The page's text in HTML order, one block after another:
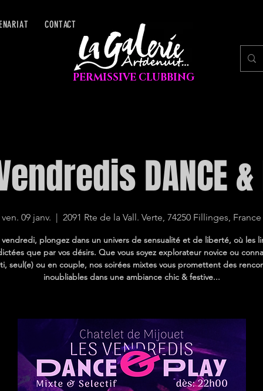
CONTACT
PERMISSIVE CLUBBING
DANCE &
ven. 09 janv.
  |
2091 Rte de la Vall. Verte, 74250 Fillinges, France
plongez dans un univers de sensualité et de liberté, où les
que par vos désirs. Que vous soyez explorateur novice ou
seul(e) ou en couple, nos soirées mixtes vous promettent des
inoubliables dans une ambiance chic & festive...